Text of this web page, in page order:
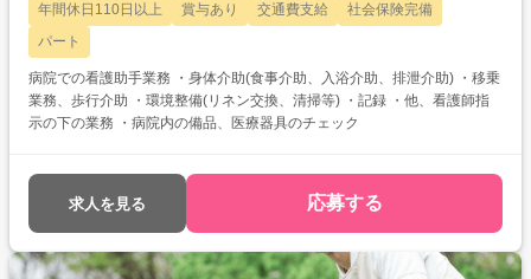
年間休日110日以上
賞与あり 交通費支給
社会保険完備
パート
病院での看護助手業務 ・身体介助(食事介助、入浴介助、排泄介助) ・移乗
業務、歩行介助 ・環境整備(リネン交換、清掃等) ・記録 ・他、看護師指
示の下の業務 ・病院内の備品、医療器具のチェック
求人を見る 応募する